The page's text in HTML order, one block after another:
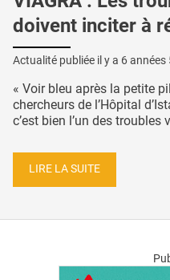
doivent inciter à
Actualité publiée il y a 6 années
« Voir bleu après la petite
chercheurs de l’Hôpital
c’est bien l’un des troubles
LIRE LA SUITE